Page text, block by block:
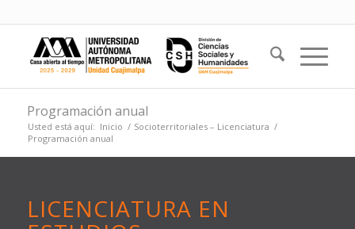
Programación anual
Usted está aquí: Inicio / Socioterritoriales – Licenciatura /
Programación anual
LICENCIATURA EN